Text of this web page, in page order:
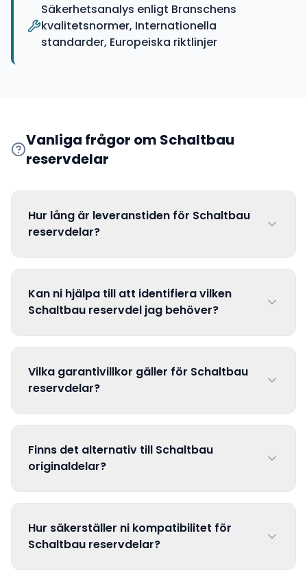
Säkerhetsanalys enligt Branschens
kvalitetsnormer, Internationella
standarder, Europeiska riktlinjer
Vanliga frågor om Schaltbau
reservdelar
Hur lång är leveranstiden för Schaltbau
reservdelar?
Kan ni hjälpa till att identifiera vilken
Schaltbau reservdel jag behöver?
Vilka garantivillkor gäller för Schaltbau
reservdelar?
Finns det alternativ till Schaltbau
originaldelar?
Hur säkerställer ni kompatibilitet för
Schaltbau reservdelar?